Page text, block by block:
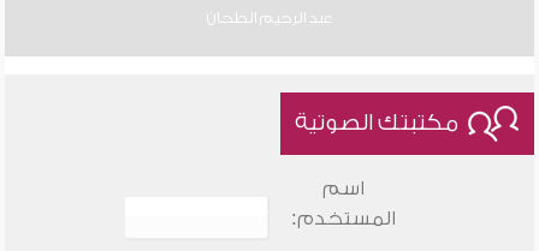
عبد الرحيم الطحان
مكتبتك الصوتية
اسم
المستخدم: